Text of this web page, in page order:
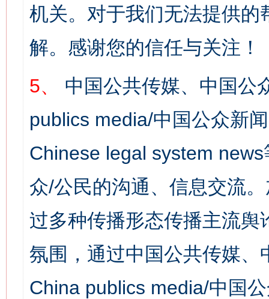
机关。对于我们无法提供
解。感谢您的信任与关注！
5、
中国公共传媒、中国公
publics media/中国公众新
Chinese legal system
众/公民的沟通、信息交流
过多种传播形态传播主流
氛围，通过中国公共传媒
China publics media/中国